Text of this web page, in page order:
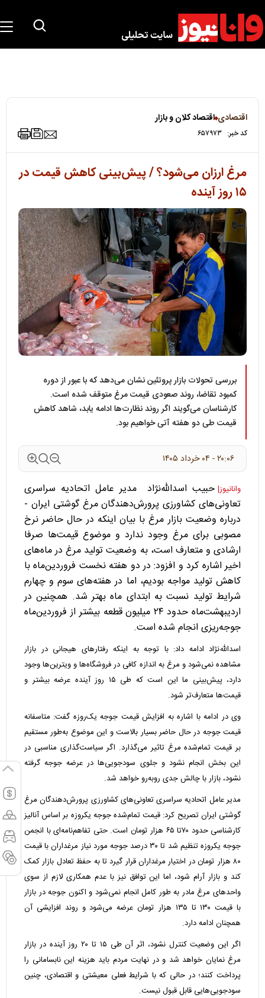
اقتصادی اقتصاد کلان و بازار
کد خبر: ۶۵۷۹۷۳
مرغ ارزان می‌شود؟ / پیش‌بینی کاهش قیمت در
۱۵ روز آینده
بررسی تحولات بازار پروتئین نشان می‌دهد که با عبور از دوره
کمبود تقاضا، روند صعودی قیمت مرغ متوقف شده است.
کارشناسان می‌گویند اگر روند نظارت‌ها ادامه یابد، شاهد کاهش
قیمت طی دو هفته آتی خواهیم بود.
۲۰:۰۶ - ۰۴ خرداد ۱۴۰۵
وانانیوز| حبیب اسدالله‌نژاد مدیر عامل اتحادیه سراسری
تعاونی‌های کشاورزی پرورش‌دهندگان مرغ گوشتی ایران -
درباره وضعیت بازار مرغ با بیان اینکه در حال حاضر نرخ
مصوبی برای مرغ وجود ندارد و موضوع قیمت‌ها صرفا
ارشادی و متعارف است، به وضعیت تولید مرغ در ماه‌های
اخیر اشاره کرد و افزود: در دو هفته نخست فروردین‌ماه با
کاهش تولید مواجه بودیم، اما در هفته‌های سوم و چهارم
شرایط تولید نسبت به ابتدای ماه بهتر شد. همچنین در
اردیبهشت‌ماه حدود ۲۴ میلیون قطعه بیشتر از فروردین‌ماه
جوجه‌ریزی انجام شده است.
اسدالله‌نژاد ادامه داد: با توجه به اینکه رفتار‌های هیجانی در بازار
مشاهده نمی‌شود و مرغ به اندازه کافی در فروشگاه‌ها و ویترین‌ها وجود
دارد، پیش‌بینی ما این است که طی ۱۵ روز آینده عرضه بیشتر و
قیمت‌ها متعارف‌تر شود.
وی در ادامه با اشاره به افزایش قیمت جوجه یک‌روزه گفت: متاسفانه
قیمت جوجه در حال حاضر بسیار بالاست و این موضوع به‌طور مستقیم
بر قیمت تمام‌شده مرغ تاثیر می‌گذارد. اگر سیاست‌گذاری مناسبی در
این بخش انجام نشود و جلوی سودجویی‌ها در عرضه جوجه گرفته
نشود، بازار با چالش جدی روبه‌رو خواهد شد.
مدیر عامل اتحادیه سراسری تعاونی‌های کشاورزی پرورش‌دهندگان مرغ
گوشتی ایران تصریح کرد: قیمت تمام‌شده جوجه یکروزه بر اساس آنالیز
کارشناسی حدود ۷۰تا ۶۵ هزار تومان است. حتی تفاهم‌نامه‌ای با انجمن
جوجه یکروزه تنظیم شد تا ۳۰ درصد جوجه مورد نیاز مرغداران با قیمت
۸۰ هزار تومان در اختیار مرغداران قرار گیرد تا به حفظ تعادل بازار کمک
کند و بازار آرام شود، اما این توافق نیز با عدم همکاری لازم از سوی
واحد‌های مرغ مادر به طور کامل انجام نمی‌شود و اکنون جوجه در بازار
با قیمت ۱۳۰ تا ۱۳۵ هزار تومان عرضه می‌شود و روند افزایشی آن
همچنان ادامه دارد.
اگر این وضعیت کنترل نشود، اثر آن طی ۱۵ تا ۲۰ روز آینده در بازار
مرغ نمایان خواهد شد و در نهایت مردم باید هزینه این نابسامانی را
پرداخت کنند؛ در حالی که با شرایط فعلی معیشتی و اقتصادی، چنین
سودجویی‌هایی قابل قبول نیست.